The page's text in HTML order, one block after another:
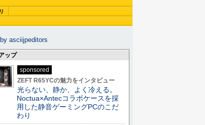
asciijpeditors
ップ
sponsored
ZEFT R65YCの魅力をインタビュー
光らない、静か、よく冷える。
Noctua×Antecコラボケースを採
用した静音ゲーミングPCのこだ
わり